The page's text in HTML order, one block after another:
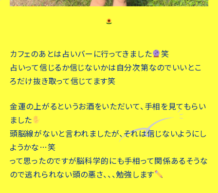
カフェのあとは占いバーに行ってきました
笑
占いって信じるか信じないかは自分次第なのでいいとこ
ろだけ抜き取って信じてます笑
金運の上がるというお酒をいただいて、手相を見てもらい
ました
頭脳線がないと言われましたが、それは信じないようにし
ようかな…笑
って思ったのですが脳科学的にも手相って関係あるそうな
ので逃れられない頭の悪さ、、、勉強します